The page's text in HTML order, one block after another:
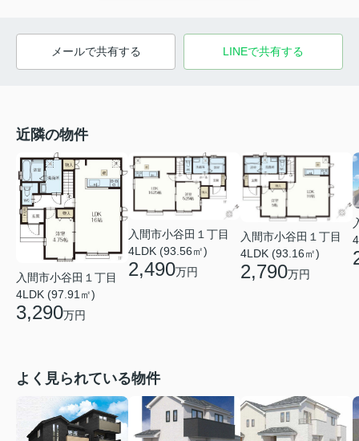
メールで共有する LINEで共有する
近隣の物件
入間市小谷田１丁目
4LDK (97.91㎡)
3,290万円
入間市小谷田１丁目
4LDK (93.56㎡)
2,490万円
入間市小谷田１丁目
4LDK (93.16㎡)
2,790万円
よく見られている物件